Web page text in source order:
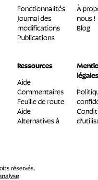
Fonctionnalités
Journal des
modifications
Publications
À
nous !
Blog
Ressources
Aide
Commentaires
Feuille de route
Aide
Alternatives à
légales
réservés.